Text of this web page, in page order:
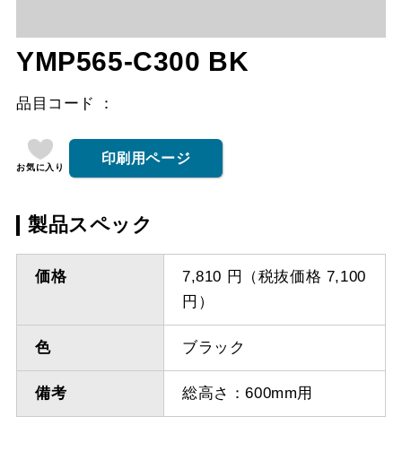
YMP565-C300 BK
品目コード
お気に入り
印刷用ページ
製品スペック
価格
7,810 円（税抜価格 7,100
円）
色 ブラック
備考 総高さ：600mm用